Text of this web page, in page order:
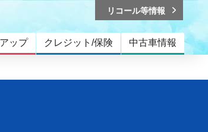
ップ クレジット/保険 中古車情報
リコール等情報